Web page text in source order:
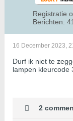
Registratie
Berichten:
16 December 2023,
Durf ik niet te
lampen kleurcode
2